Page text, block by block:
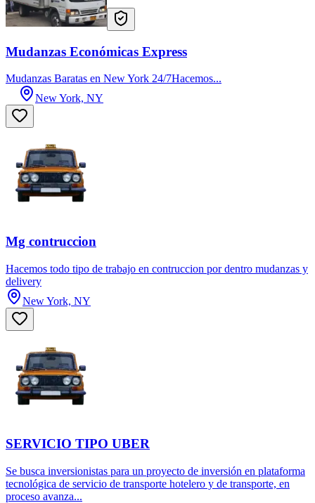
Mudanzas Económicas Express
Mudanzas Baratas en New York 24/7Hacemos...
New York, NY
Mg contruccion
Hacemos todo tipo de trabajo en contruccion por dentro mudanzas y
delivery
New York, NY
SERVICIO TIPO UBER
Se busca inversionistas para un proyecto de inversión en plataforma
tecnológica de servicio de transporte hotelero y de transporte, en
proceso avanza...